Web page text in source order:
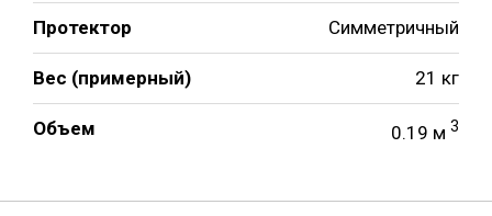
Протектор Симметричный
Вес (примерный) 21 кг
Объем 0.19 м 3